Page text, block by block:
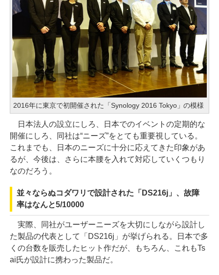
2016年に東京で初開催された「Synology 2016 Tokyo」の模様
日本法人の設立にしろ、日本でのイベントの定期的な
開催にしろ、同社は“ニーズ”をとても重要視している。
これまでも、日本のニーズに十分に応えてきた印象があ
るが、今後は、さらに本腰を入れて対応していくつもり
なのだろう。
並々ならぬコダワリで設計された「DS216j」、故障
率はなんと5/10000
実際、同社がユーザーニーズを大切にしながら設計し
た製品の代表として「DS216j」が挙げられる。日本で多
くの台数を販売したヒット作だが、もちろん、これもTs
ai氏が設計に携わった製品だ。